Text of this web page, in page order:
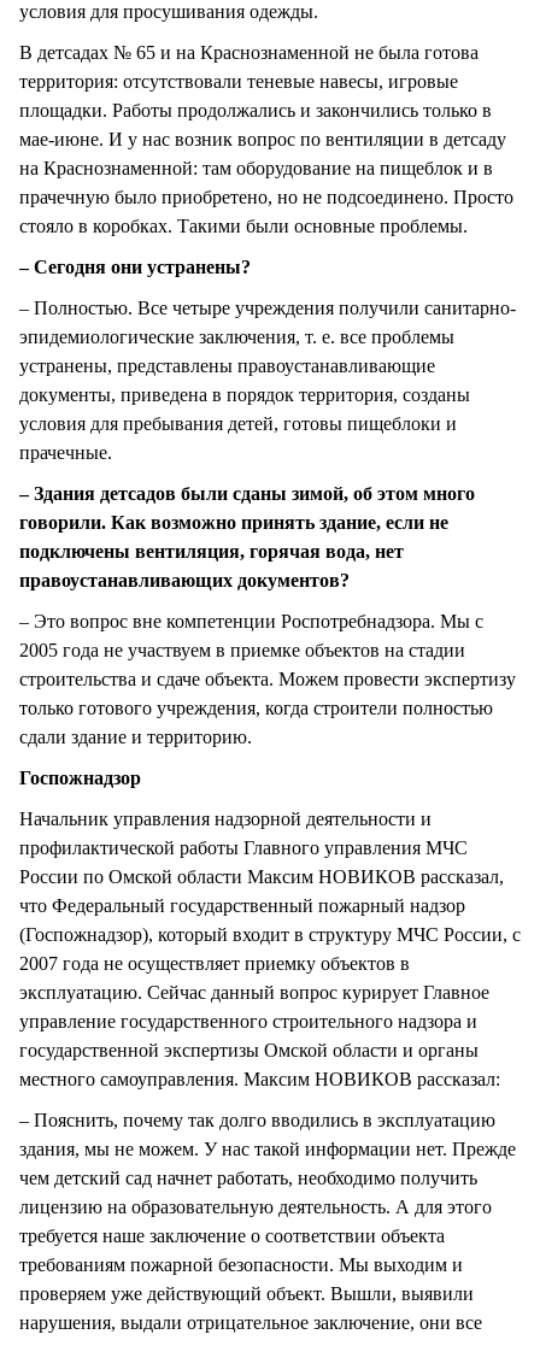
условия для просушивания одежды.
В детсадах № 65 и на Краснознаменной не была готова
территория: отсутствовали теневые навесы, игровые
площадки. Работы продолжались и закончились только в
мае-июне. И у нас возник вопрос по вентиляции в детсаду
на Краснознаменной: там оборудование на пищеблок и в
прачечную было приобретено, но не подсоединено. Просто
стояло в коробках. Такими были основные проблемы.
– Сегодня они устранены?
– Полностью. Все четыре учреждения получили санитарно-
эпидемиологические заключения, т. е. все проблемы
устранены, представлены правоустанавливающие
документы, приведена в порядок территория, созданы
условия для пребывания детей, готовы пищеблоки и
прачечные.
– Здания детсадов были сданы зимой, об этом много
говорили. Как возможно принять здание, если не
подключены вентиляция, горячая вода, нет
правоустанавливающих документов?
– Это вопрос вне компетенции Роспотребнадзора. Мы с
2005 года не участвуем в приемке объектов на стадии
строительства и сдаче объекта. Можем провести экспертизу
только готового учреждения, когда строители полностью
сдали здание и территорию.
Госпожнадзор
Начальник управления надзорной деятельности и
профилактической работы Главного управления МЧС
России по Омской области Максим НОВИКОВ рассказал,
что Федеральный государственный пожарный надзор
(Госпожнадзор), который входит в структуру МЧС России, с
2007 года не осуществляет приемку объектов в
эксплуатацию. Сейчас данный вопрос курирует Главное
управление государственного строительного надзора и
государственной экспертизы Омской области и органы
местного самоуправления. Максим НОВИКОВ рассказал:
– Пояснить, почему так долго вводились в эксплуатацию
здания, мы не можем. У нас такой информации нет. Прежде
чем детский сад начнет работать, необходимо получить
лицензию на образовательную деятельность. А для этого
требуется наше заключение о соответствии объекта
требованиям пожарной безопасности. Мы выходим и
проверяем уже действующий объект. Вышли, выявили
нарушения, выдали отрицательное заключение, они все